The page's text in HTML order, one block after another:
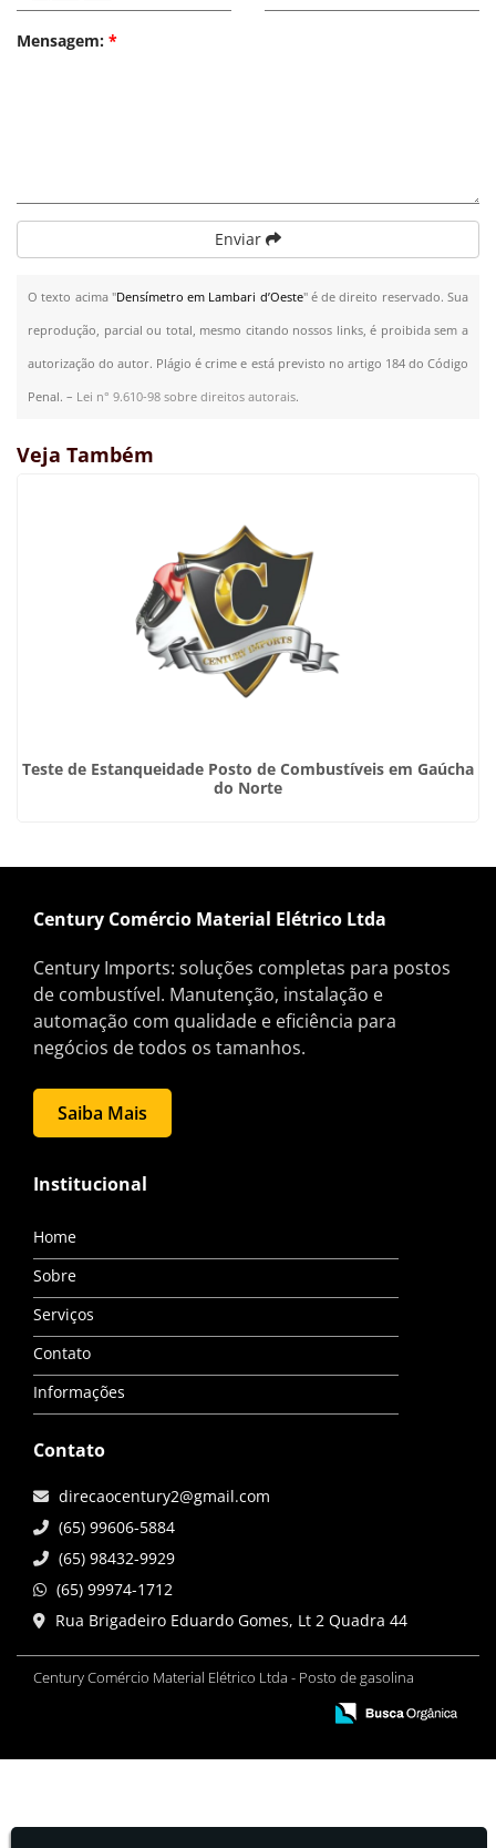
Mensagem: *
Enviar
O texto acima "Densímetro em Lambari d’Oeste" é de direito reservado. Sua
reprodução, parcial ou total, mesmo citando nossos links, é proibida sem a
autorização do autor. Plágio é crime e está previsto no artigo 184 do Código
Penal. – Lei n° 9.610-98 sobre direitos autorais.
Veja Também
Teste de Estanqueidade Posto de Combustíveis em Gaúcha
do Norte
Century Comércio Material Elétrico Ltda
Century Imports: soluções completas para postos
de combustível. Manutenção, instalação e
automação com qualidade e eficiência para
negócios de todos os tamanhos.
Saiba Mais
Institucional
Home
Sobre
Serviços
Contato
Informações
Contato
direcaocentury2@gmail.com
(65) 99606-5884
(65) 98432-9929
(65) 99974-1712
Rua Brigadeiro Eduardo Gomes, Lt 2 Quadra 44
Century Comércio Material Elétrico Ltda - Posto de gasolina